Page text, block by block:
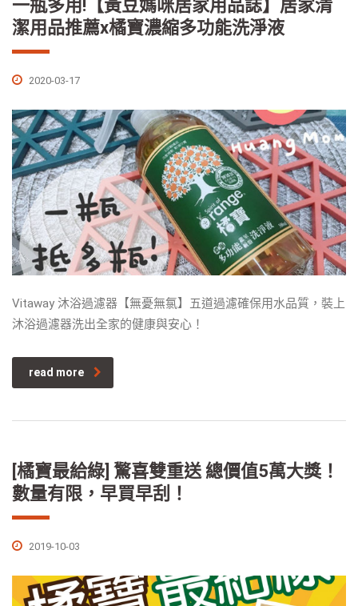
一瓶多用!【黃豆媽咪居家用品誌】居家清
潔用品推薦x橘寶濃縮多功能洗淨液
2020-03-17
Vitaway 沐浴過濾器【無憂無氯】五道過濾確保用水品質，裝上
沐浴過濾器洗出全家的健康與安心！
read more
[橘寶最給綠] 驚喜雙重送 總價值5萬大獎！
數量有限，早買早刮！
2019-10-03